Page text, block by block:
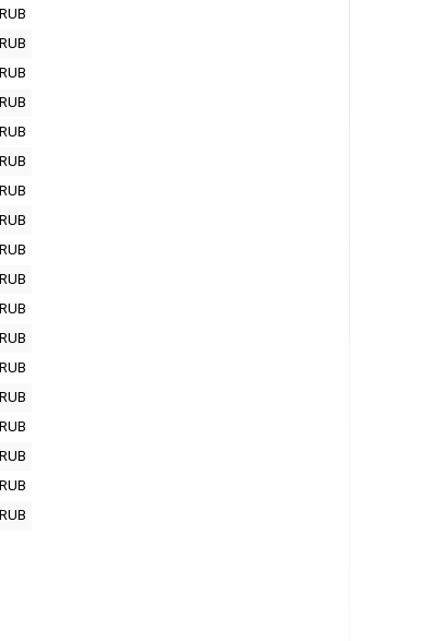
RUB
RUB
RUB
RUB
RUB
RUB
RUB
RUB
RUB
RUB
RUB
RUB
RUB
RUB
RUB
RUB
RUB
RUB